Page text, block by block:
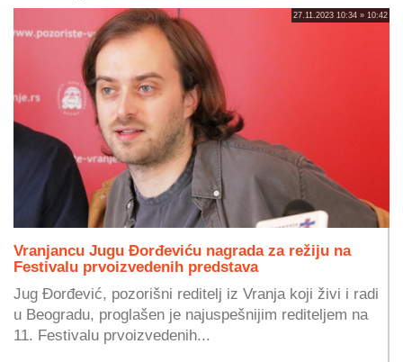
27.11.2023 10:34 » 10:42
Vranjancu Jugu Đorđeviću nagrada za režiju na
Festivalu prvoizvedenih predstava
Jug Đorđević, pozorišni reditelj iz Vranja koji živi i radi
u Beogradu, proglašen je najuspešnijim rediteljem na
11. Festivalu prvoizvedenih...